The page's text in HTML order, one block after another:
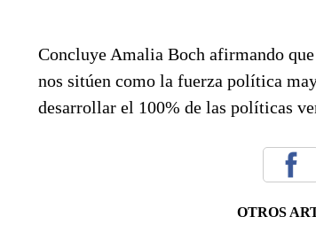
Concluye Amalia Boch afirmando
nos sitúen como la fuerza política
desarrollar el 100% de las políticas
OTROS